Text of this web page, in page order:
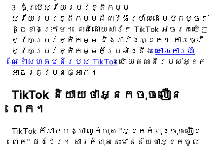
3. កុំប្រើស្វ័យប្រវត្តិកម្ម
ស្វ័យប្រវត្តិកម្មគឺជាវិធីរហ័សដើម្បីកម្ចាត់
ដូចខាងក្រោម។ នេះគឺដោយសារតែ TikTok អាចរកឃើញ
ស្វ័យប្រវត្តិកម្ម និងរារាំងអ្នក។ ការធ្វើ
ស្វ័យប្រវត្តិកម្មក៏ប្រឆាំងនឹង គោលការណ៍
ណែនាំសហគមន៍របស់ TikTokហើយគណនីរបស់អ្នក
អាចត្រូវបានផ្អាក។
TikTok និយាយថាអ្នកចុចលឿន
ពេក។
TikTok ក៏អាចបង្ហាញកំហុស "អ្នកកំពុងចុចលឿន
ពេក" ផងដែរ។ សារ​កំហុស​នេះ​មាន​ន័យ​ថា​អ្នក​ចូល​